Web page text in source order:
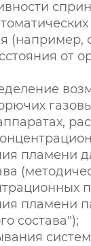
(например,
от
пламени
пламени
состава");